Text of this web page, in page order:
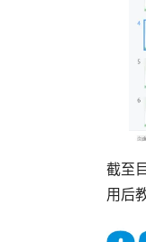
截至
用后